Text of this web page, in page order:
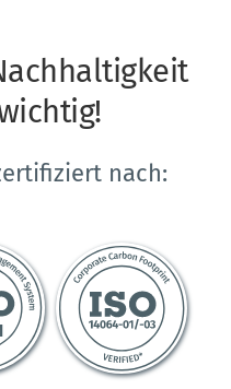
nach: